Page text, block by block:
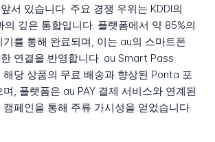
서 있습니다. 주요 경쟁 우위는 KDDI의
의 깊은 통합입니다. 플랫폼에서 약 85%의
를 통해 완료되며, 이는 au의 스마트폰
연결을 반영합니다. au Smart Pass
해당 상품의 무료 배송과 향상된 Ponta 포
, 플랫폼은 au PAY 결제 서비스와 연계된
페인을 통해 주류 가시성을 얻었습니다.